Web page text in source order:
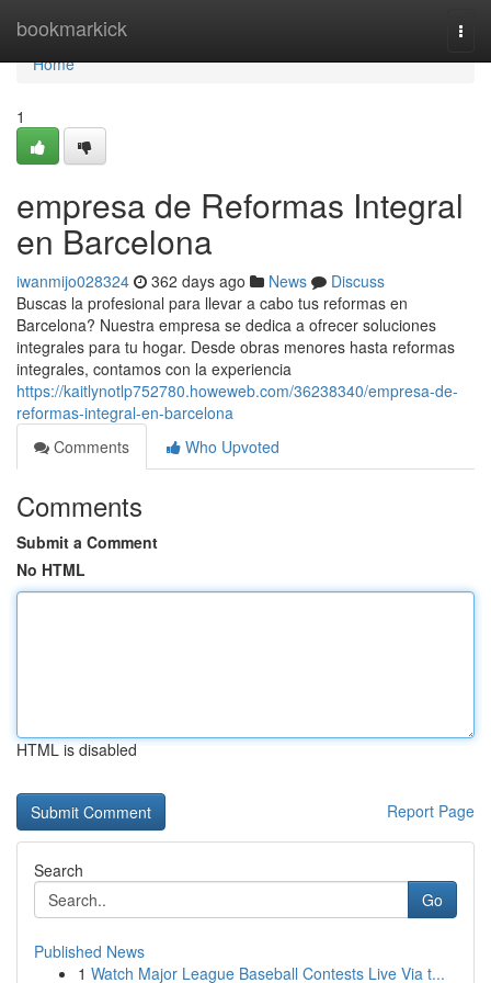
bookmarkick
Home
Home
1
empresa de Reformas Integral
en Barcelona
iwanmijo028324 362 days ago News
Discuss
Buscas la profesional para llevar a cabo tus reformas en
Barcelona? Nuestra empresa se dedica a ofrecer soluciones
integrales para tu hogar. Desde obras menores hasta reformas
integrales, contamos con la experiencia
https://kaitlynotlp752780.howeweb.com/36238340/empresa-de-
reformas-integral-en-barcelona
Comments
Who Upvoted
Comments
Submit a Comment
No HTML
HTML is disabled
Report Page
Search
Go
Published News
1 Watch Major League Baseball Contests Live Via t...